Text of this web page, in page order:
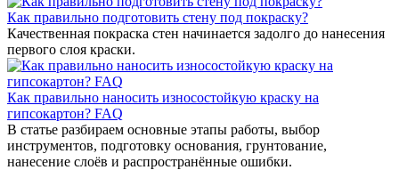
Как правильно подготовить стену под покраску?
Качественная покраска стен начинается задолго до нанесения
первого слоя краски.
Как правильно наносить износостойкую краску на
гипсокартон? FAQ
В статье разбираем основные этапы работы, выбор
инструментов, подготовку основания, грунтование,
нанесение слоёв и распространённые ошибки.